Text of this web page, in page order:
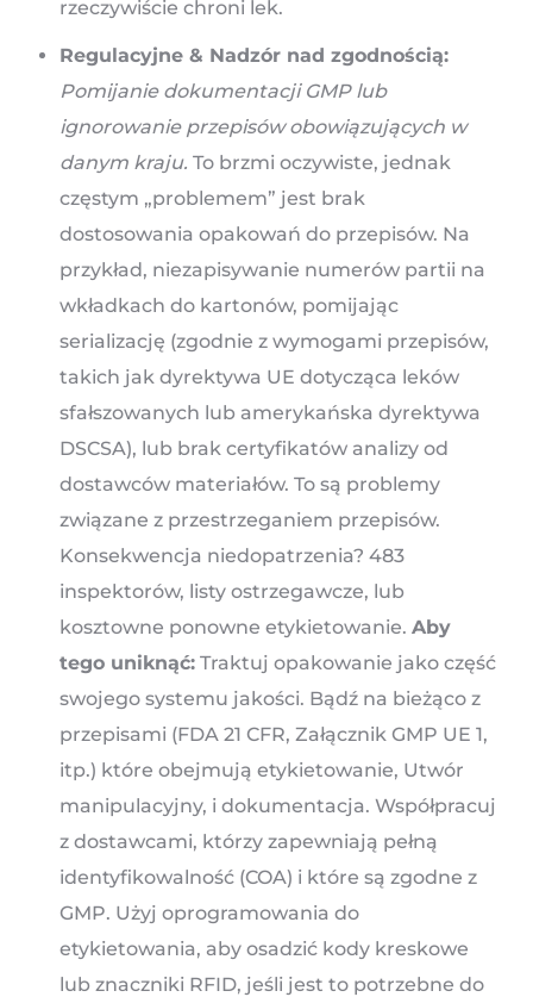
rzeczywiście chroni lek.
Regulacyjne & Nadzór nad zgodnością:
Pomijanie dokumentacji GMP lub
ignorowanie przepisów obowiązujących w
danym kraju. To brzmi oczywiste, jednak
częstym „problemem” jest brak
dostosowania opakowań do przepisów. Na
przykład, niezapisywanie numerów partii na
wkładkach do kartonów, pomijając
serializację (zgodnie z wymogami przepisów,
takich jak dyrektywa UE dotycząca leków
sfałszowanych lub amerykańska dyrektywa
DSCSA), lub brak certyfikatów analizy od
dostawców materiałów. To są problemy
związane z przestrzeganiem przepisów.
Konsekwencja niedopatrzenia? 483
inspektorów, listy ostrzegawcze, lub
kosztowne ponowne etykietowanie. Aby
tego uniknąć: Traktuj opakowanie jako część
swojego systemu jakości. Bądź na bieżąco z
przepisami (FDA 21 CFR, Załącznik GMP UE 1,
itp.) które obejmują etykietowanie, Utwór
manipulacyjny, i dokumentacja. Współpracuj
z dostawcami, którzy zapewniają pełną
identyfikowalność (COA) i które są zgodne z
GMP. Użyj oprogramowania do
etykietowania, aby osadzić kody kreskowe
lub znaczniki RFID, jeśli jest to potrzebne do